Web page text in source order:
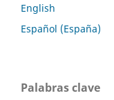
English
Español (España)
Palabras clave